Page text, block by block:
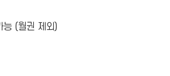
능 (월권 제외)